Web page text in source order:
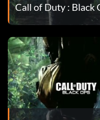
Call of Duty : Black